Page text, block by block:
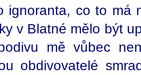
ignoranta, co to má
v Blatné mělo být
mě vůbec
obdivovatelé